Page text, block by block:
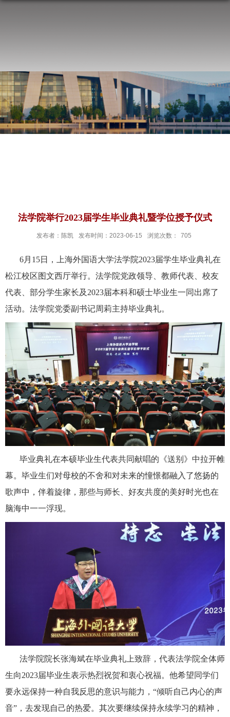
法学院举行2023届学生毕业典礼暨学位授予仪式
发布者：陈凯 发布时间：2023-06-15 浏览次数： 705
6月15日，上海外国语大学法学院2023届学生毕业典礼在
松江校区图文西厅举行。法学院党政领导、教师代表、校友
代表、部分学生家长及2023届本科和硕士毕业生一同出席了
活动。法学院党委副书记周莉主持毕业典礼。
毕业典礼在本硕毕业生代表共同献唱的《送别》中拉开帷
幕。毕业生们对母校的不舍和对未来的憧憬都融入了悠扬的
歌声中，伴着旋律，那些与师长、好友共度的美好时光也在
脑海中一一浮现。
法学院院长张海斌在毕业典礼上致辞，代表法学院全体师
生向2023届毕业生表示热烈祝贺和衷心祝福。他希望同学们
要永远保持一种自我反思的意识与能力，“倾听自己内心的声
音”，去发现自己的热爱。其次要继续保持永续学习的精神，